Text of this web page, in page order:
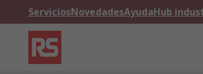
ServiciosNovedadesAyudaHub